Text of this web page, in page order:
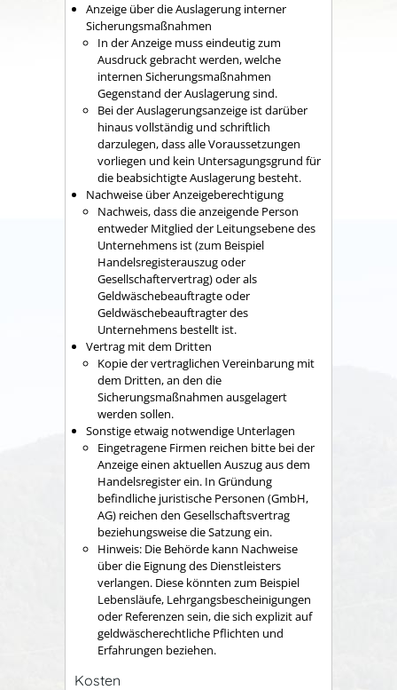
Anzeige über die Auslagerung interner
Sicherungsmaßnahmen
In der Anzeige muss eindeutig zum
Ausdruck gebracht werden, welche
internen Sicherungsmaßnahmen
Gegenstand der Auslagerung sind.
Bei der Auslagerungsanzeige ist darüber
hinaus vollständig und schriftlich
darzulegen, dass alle Voraussetzungen
vorliegen und kein Untersagungsgrund für
die beabsichtigte Auslagerung besteht.
Nachweise über Anzeigeberechtigung
Nachweis, dass die anzeigende Person
entweder Mitglied der Leitungsebene des
Unternehmens ist (zum Beispiel
Handelsregisterauszug oder
Gesellschaftervertrag) oder als
Geldwäschebeauftragte oder
Geldwäschebeauftragter des
Unternehmens bestellt ist.
Vertrag mit dem Dritten
Kopie der vertraglichen Vereinbarung mit
dem Dritten, an den die
Sicherungsmaßnahmen ausgelagert
werden sollen.
Sonstige etwaig notwendige Unterlagen
Eingetragene Firmen reichen bitte bei der
Anzeige einen aktuellen Auszug aus dem
Handelsregister ein. In Gründung
befindliche juristische Personen (GmbH,
AG) reichen den Gesellschaftsvertrag
beziehungsweise die Satzung ein.
Hinweis: Die Behörde kann Nachweise
über die Eignung des Dienstleisters
verlangen. Diese könnten zum Beispiel
Lebensläufe, Lehrgangsbescheinigungen
oder Referenzen sein, die sich explizit auf
geldwäscherechtliche Pflichten und
Erfahrungen beziehen.
Kosten